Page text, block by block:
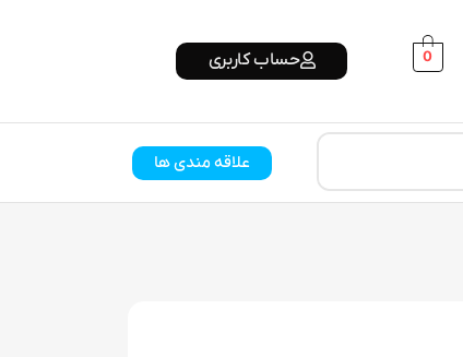
0 حساب کاربری
علاقه مندی ها